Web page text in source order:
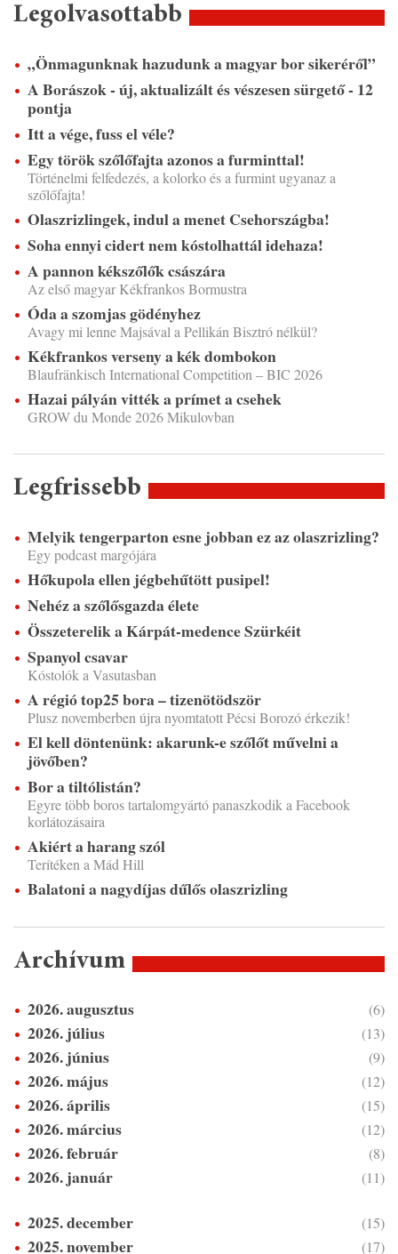
Legolvasottabb
„Önmagunknak hazudunk a magyar bor sikeréről”
A Borászok - új, aktualizált és vészesen sürgető - 12
pontja
Itt a vége, fuss el véle?
Egy török szőlőfajta azonos a furminttal!
Történelmi felfedezés, a kolorko és a furmint ugyanaz a
szőlőfajta!
Olaszrizlingek, indul a menet Csehországba!
Soha ennyi cidert nem kóstolhattál idehaza!
A pannon kékszőlők császára
Az első magyar Kékfrankos Bormustra
Óda a szomjas gödényhez
Avagy mi lenne Majsával a Pellikán Bisztró nélkül?
Kékfrankos verseny a kék dombokon
Blaufränkisch International Competition – BIC 2026
Hazai pályán vitték a prímet a csehek
GROW du Monde 2026 Mikulovban
Legfrissebb
Melyik tengerparton esne jobban ez az olaszrizling?
Egy podcast margójára
Hőkupola ellen jégbehűtött pusipel!
Nehéz a szőlősgazda élete
Összeterelik a Kárpát-medence Szürkéit
Spanyol csavar
Kóstolók a Vasutasban
A régió top25 bora – tizenötödször
Plusz novemberben újra nyomtatott Pécsi Borozó érkezik!
El kell döntenünk: akarunk-e szőlőt művelni a
jövőben?
Bor a tiltólistán?
Egyre több boros tartalomgyártó panaszkodik a Facebook
korlátozásaira
Akiért a harang szól
Terítéken a Mád Hill
Balatoni a nagydíjas dűlős olaszrizling
Archívum
2026. augusztus (6)
2026. július (13)
2026. június (9)
2026. május (12)
2026. április (15)
2026. március (12)
2026. február (8)
2026. január (11)
2025. december (15)
2025. november (17)